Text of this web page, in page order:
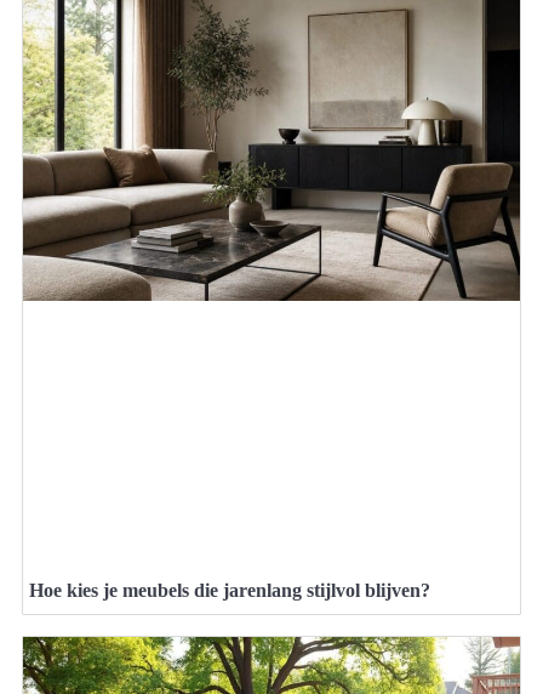
Hoe kies je meubels die jarenlang stijlvol blijven?